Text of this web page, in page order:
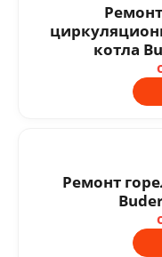
котла
Ремонт